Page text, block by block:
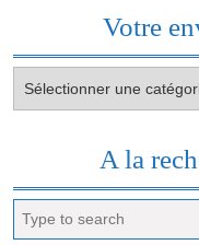
Votre
envie
A la
for: